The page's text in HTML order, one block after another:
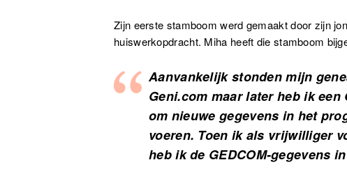
Zijn eerste stamboom werd gemaakt door zijn
huiswerkopdracht. Miha heeft die stamboom
Aanvankelijk stonden mijn
Geni.com maar later heb ik
om nieuwe gegevens in het
voeren. Toen ik als vrijwilliger
heb ik de GEDCOM-gegevens